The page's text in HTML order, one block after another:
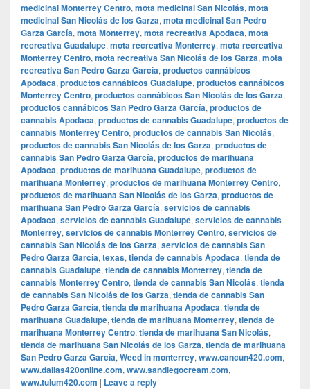
medicinal Monterrey Centro, mota medicinal San Nicolás, mota
medicinal San Nicolás de los Garza, mota medicinal San Pedro
Garza García, mota Monterrey, mota recreativa Apodaca, mota
recreativa Guadalupe, mota recreativa Monterrey, mota recreativa
Monterrey Centro, mota recreativa San Nicolás de los Garza, mota
recreativa San Pedro Garza García, productos cannábicos
Apodaca, productos cannábicos Guadalupe, productos cannábicos
Monterrey Centro, productos cannábicos San Nicolás de los Garza,
productos cannábicos San Pedro Garza García, productos de
cannabis Apodaca, productos de cannabis Guadalupe, productos de
cannabis Monterrey Centro, productos de cannabis San Nicolás,
productos de cannabis San Nicolás de los Garza, productos de
cannabis San Pedro Garza García, productos de marihuana
Apodaca, productos de marihuana Guadalupe, productos de
marihuana Monterrey, productos de marihuana Monterrey Centro,
productos de marihuana San Nicolás de los Garza, productos de
marihuana San Pedro Garza García, servicios de cannabis
Apodaca, servicios de cannabis Guadalupe, servicios de cannabis
Monterrey, servicios de cannabis Monterrey Centro, servicios de
cannabis San Nicolás de los Garza, servicios de cannabis San
Pedro Garza García, texas, tienda de cannabis Apodaca, tienda de
cannabis Guadalupe, tienda de cannabis Monterrey, tienda de
cannabis Monterrey Centro, tienda de cannabis San Nicolás, tienda
de cannabis San Nicolás de los Garza, tienda de cannabis San
Pedro Garza García, tienda de marihuana Apodaca, tienda de
marihuana Guadalupe, tienda de marihuana Monterrey, tienda de
marihuana Monterrey Centro, tienda de marihuana San Nicolás,
tienda de marihuana San Nicolás de los Garza, tienda de marihuana
San Pedro Garza García, Weed in monterrey, www.cancun420.com,
www.dallas420online.com, www.sandiegocream.com,
www.tulum420.com | Leave a reply